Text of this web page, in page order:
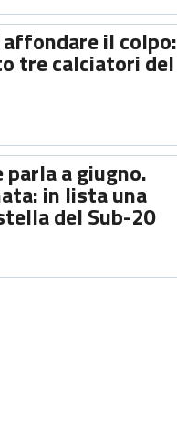
il colpo:
tre calciatori del
parla a giugno.
in lista una
del Sub-20